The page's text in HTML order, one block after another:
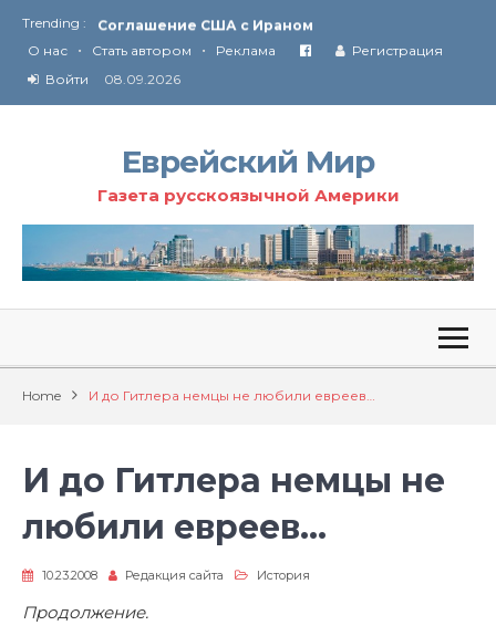
Trending :
Соглашение США с Ираном
Технология Революции в Иране
О нас • Стать автором • Реклама
Регистрация
Войти
08.09.2026
Еврейский Мир
Газета русскоязычной Америки
Home И до Гитлера немцы не любили евреев…
И до Гитлера немцы не
любили евреев…
10.23.2008 Редакция сайта История
Продолжение.